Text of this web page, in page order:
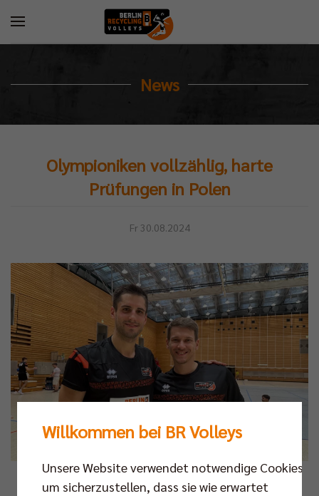
News
Olympioniken vollzählig, harte
Prüfungen in Polen
Fr 30.08.2024
Foto: BR Volleys
Willkommen bei BR Volleys
Unsere Website verwendet notwendige Cookies,
um sicherzustellen, dass sie wie erwartet